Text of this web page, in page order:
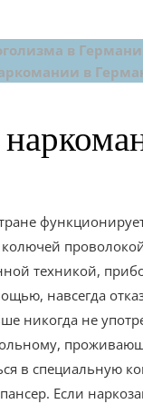
в
в
техникой,
навсегда
никогда не
в специальную
Если